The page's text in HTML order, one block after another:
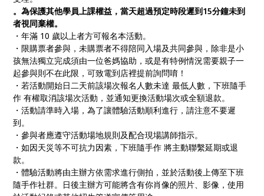
。為保護其他學員上課權益，當天超過預定時段遲到15分鐘未到
者視同棄權。
・年滿 10 歲以上者方可報名本活動。
・限購票者參與，未購票者不得陪同入場及共同參與，除非是小
孩無法獨立完成須由一位爸媽協助，或是有特例情況需要親子一
起參與則不在此限，可致電到店裡提前詢問唷！
・若活動開始日二天前該場次報名人數未達 最低人數，下班隨手
作 有權取消該場次活動，並通知更換活動場次或全額退款。
・活動請準時入場，為了讓體驗活動順利進行，請注意不要遲
到。
・參與者應遵守活動場地規則及配合現場講師指示。
・如因天災等不可抗力因素，下班隨手作 將主動聯繫延期或退
款。
・體驗活動將由主辦方依需求進行側拍，並於活動後上傳至下班
隨手作社群。日後主辦方可能將含有你肖像的照片、影像，使用